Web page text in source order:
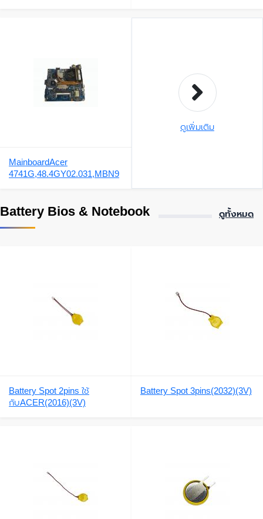
Aspire E5-772G I5-6200U
MainboardAcer
4741G,48.4GY02.031,MBN9
ดูเพิ่มเติม
Battery Bios & Notebook ดูทั้งหมด
Battery Spot 2pins ใช้
กับACER(2016)(3V)
Battery Spot 3pins(2032)(3V)